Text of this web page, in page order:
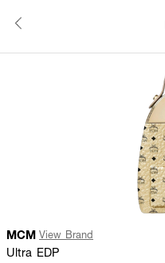
MCM View Brand
Ultra EDP